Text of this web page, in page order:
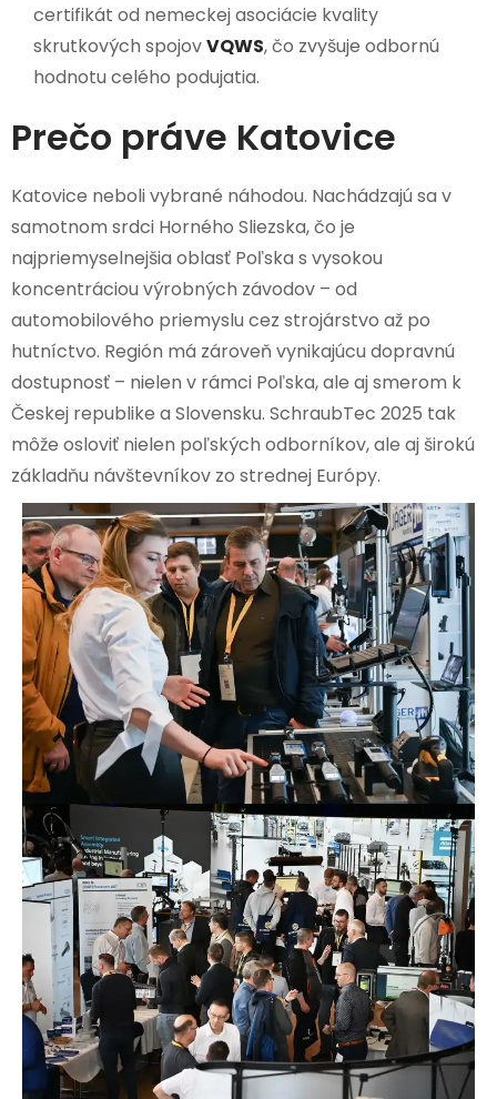
certifikát od nemeckej asociácie kvality
skrutkových spojovVQWS, čo zvyšuje odbornú
hodnotu celého podujatia.
Prečo práve Katovice
Katovice neboli vybrané náhodou. Nachádzajú sa v
samotnom srdci Horného Sliezska, čo je
najpriemyselnejšia oblasť Poľska s vysokou
koncentráciou výrobných závodov – od
automobilového priemyslu cez strojárstvo až po
hutníctvo. Región má zároveň vynikajúcu dopravnú
dostupnosť – nielen v rámci Poľska, ale aj smerom k
Českej republike a Slovensku. SchraubTec 2025 tak
môže osloviť nielen poľských odborníkov, ale aj širokú
základňu návštevníkov zo strednej Európy.